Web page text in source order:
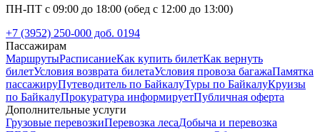
ПН-ПТ с 09:00 до 18:00 (обед с 12:00 до 13:00)
+7 (3952) 250-000 доб. 0194
Пассажирам
МаршрутыРасписаниеКак купить билетКак вернуть
билетУсловия возврата билетаУсловия провоза багажаПамятка
пассажируПутеводитель по БайкалуТуры по БайкалуКруизы
по БайкалуПрокуратура информируетПубличная оферта
Дополнительные услуги
Грузовые перевозкиПеревозка лесаДобыча и перевозка